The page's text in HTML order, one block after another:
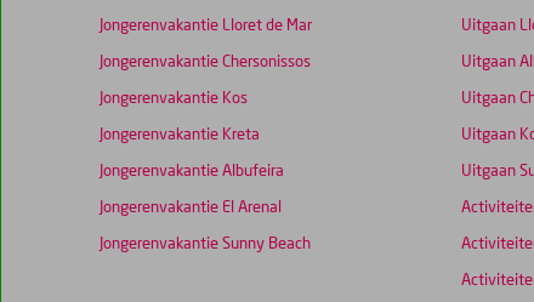
Jongerenvakantie Lloret de Mar
Jongerenvakantie Chersonissos
Jongerenvakantie Kos
Jongerenvakantie Kreta
Jongerenvakantie Albufeira
Jongerenvakantie El Arenal
Jongerenvakantie Sunny Beach
Uitgaan
Uitgaan
Uitgaan
Uitgaan
Uitgaan